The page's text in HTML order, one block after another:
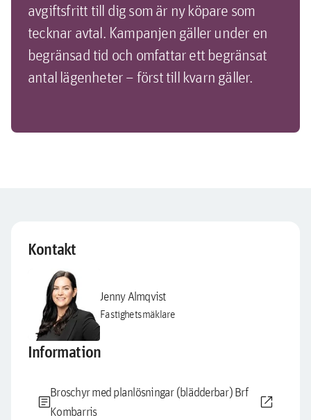
avgiftsfritt till dig som är ny köpare som
tecknar avtal. Kampanjen gäller under en
begränsad tid och omfattar ett begränsat
antal lägenheter – först till kvarn gäller.
Kontakt
Jenny Almqvist
Fastighetsmäklare
Information
article
Broschyr med planlösningar (blädderbar) Brf
Kombarris
open_in_new